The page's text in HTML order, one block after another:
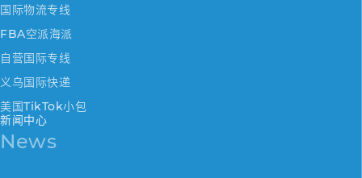
国际物流专线
FBA空派海派
自营国际专线
义乌国际快递
美国TikTok小包
新闻中心
News